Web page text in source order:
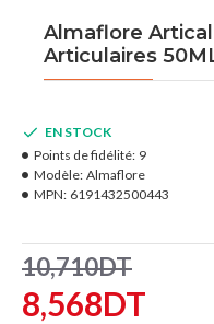
Almaflore
Articulaires
8,568DT
10,710DT
EN STOCK
Points de fidélité: 9
Modèle: Almaflore
MPN: 6191432500443